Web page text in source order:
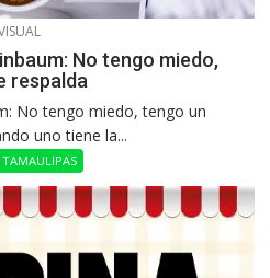
No tengo miedo,
respalda
No tengo miedo, tengo un
uno tiene la...
TAMAULIPAS